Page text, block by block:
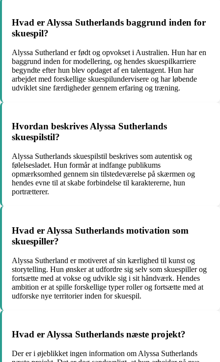
Hvad er Alyssa Sutherlands baggrund inden for
skuespil?
Alyssa Sutherland er født og opvokset i Australien. Hun har en
baggrund inden for modellering, og hendes skuespilkarriere
begyndte efter hun blev opdaget af en talentagent. Hun har
arbejdet med forskellige skuespilundervisere og har løbende
udviklet sine færdigheder gennem erfaring og træning.
Hvordan beskrives Alyssa Sutherlands
skuespilstil?
Alyssa Sutherlands skuespilstil beskrives som autentisk og
følelsesladet. Hun formår at indfange publikums
opmærksomhed gennem sin tilstedeværelse på skærmen og
hendes evne til at skabe forbindelse til karaktererne, hun
portrætterer.
Hvad er Alyssa Sutherlands motivation som
skuespiller?
Alyssa Sutherland er motiveret af sin kærlighed til kunst og
storytelling. Hun ønsker at udfordre sig selv som skuespiller og
fortsætte med at vokse og udvikle sig i sit håndværk. Hendes
ambition er at spille forskellige typer roller og fortsætte med at
udforske nye territorier inden for skuespil.
Hvad er Alyssa Sutherlands næste projekt?
Der er i øjeblikket ingen information om Alyssa Sutherlands